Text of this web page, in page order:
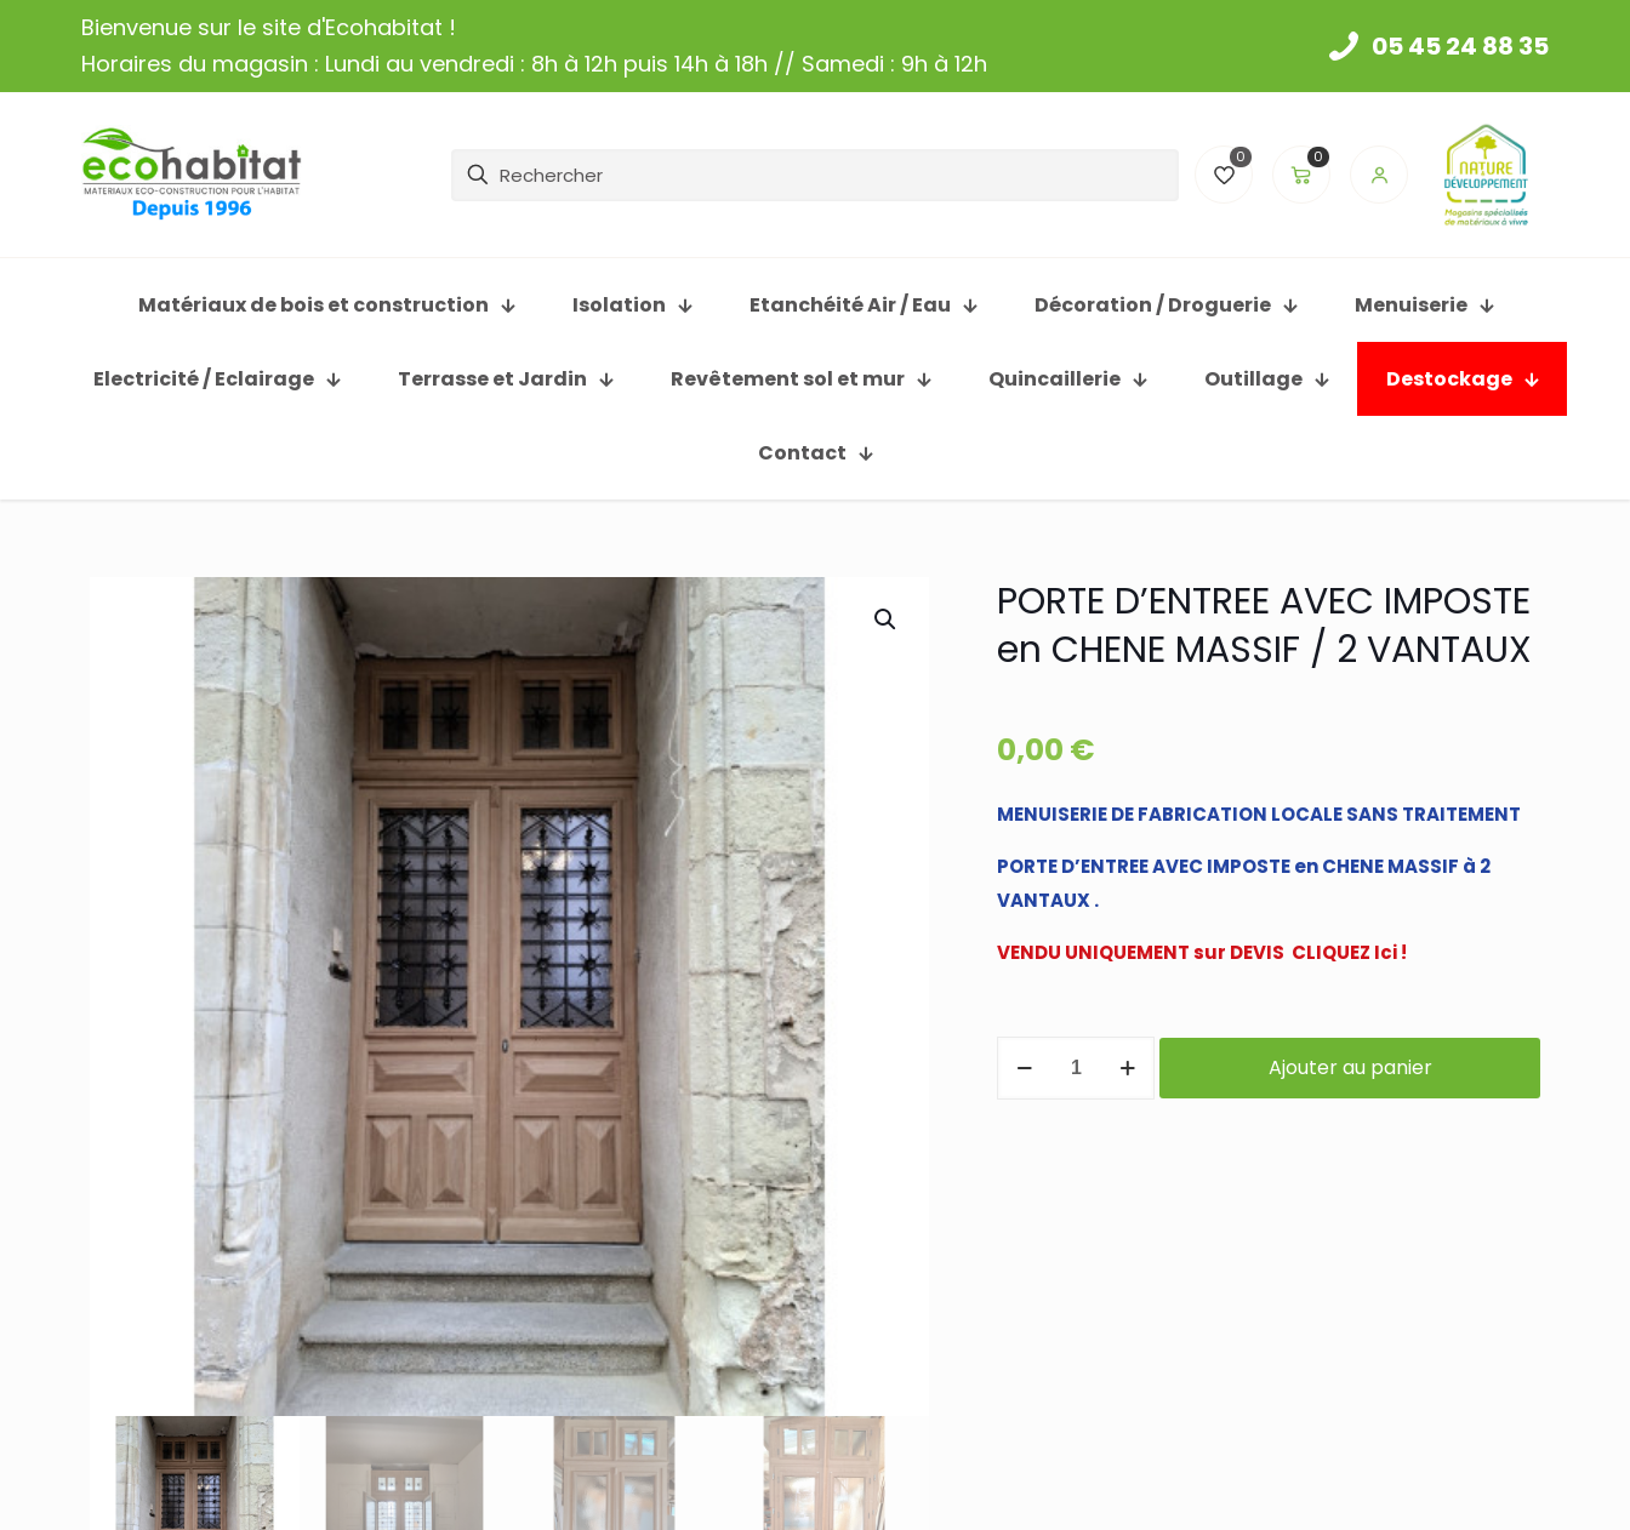
Bienvenue sur le site d'Ecohabitat !
Horaires du magasin : Lundi au vendredi : 8h à 12h puis 14h à 18h // Samedi : 9h à 12h
05 45 24 88 35
0 0
Matériaux de bois et construction Isolation Etanchéité Air / Eau Décoration / Droguerie Menuiserie
Electricité / Eclairage Terrasse et Jardin Revêtement sol et mur Quincaillerie Outillage Destockage
Contact
PORTE D’ENTREE AVEC IMPOSTE
en CHENE MASSIF / 2 VANTAUX
0,00 €
MENUISERIE DE FABRICATION LOCALE SANS TRAITEMENT
PORTE D’ENTREE AVEC IMPOSTE en CHENE MASSIF à 2
VANTAUX .
VENDU UNIQUEMENT sur DEVIS CLIQUEZ Ici !
Ajouter au panier